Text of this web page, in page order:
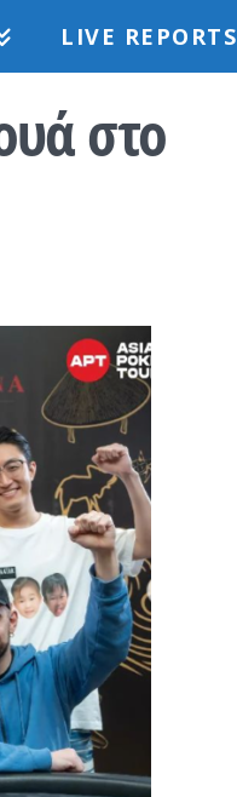
LIVE REPORTS
στο